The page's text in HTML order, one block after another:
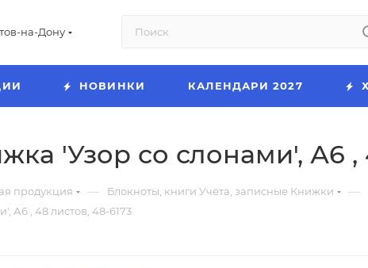
на-Дону
НОВИНКИ КАЛЕНДАРИ 2027
'Узор со слонами', А6 ,
продукция — Блокноты, книги Учёта, записные Книжки —
А6 , 48 листов, 48-6173